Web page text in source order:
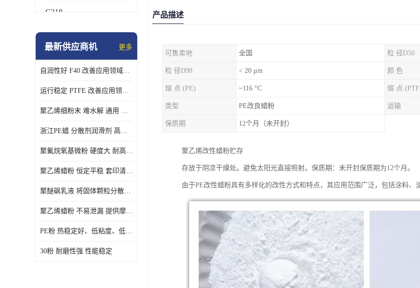
C318
HFP
PE蜡粉
PE改性蜡粉
最新供应商机 更多
自润性好 F40 改善应用领域的耐热性 滑润性
运行稳定 PTFE 改善应用领域的耐热性 滑润性
聚乙烯细粉末 难水解 通用 氟茂
浙江PE蜡 分散剂润滑剂 高低熔点
聚氟烷氧基微粉 硬度大 耐高温性能好 良好的不粘性 功能性涂料
聚乙烯蜡粉 恒定平稳 套印清漆 无毒
聚醚砜乳液 将固体颗粒分散均匀 高分子聚合物 新的纳米涂层材料
聚乙烯蜡粉 不易泄漏 提供摩擦减少和润滑性能
PE粉 热稳定好、低粘度、低熔点
30粉 耐磨性强 性能稳定
产品描述
可售卖地 全国 粒 径D50
粒 径D98 < 20 μm 颜 色
熔 点 (PE) ~116 °C 熔 点
类型 PE改良蜡粉 运输
保质期 12个月（未开封）
聚乙烯改性蜡粉贮存
存放于阴凉干燥处。避免太阳光直接照射。保质期：未开封保质期为12个月。
由于PE改性蜡粉具有多样化的改性方式和特点，其应用范围广泛，包括涂料、